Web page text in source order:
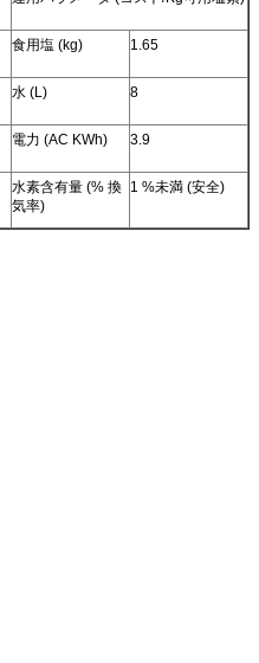
食用塩 (kg) 1.65
水 (L) 8
電力 (AC KWh) 3.9
水素含有量 (% 換
気率)
1 %未満 (安全)